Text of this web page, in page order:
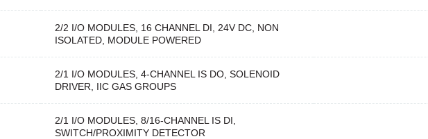
2/2 I/O MODULES, 16 CHANNEL DI, 24V DC, NON
ISOLATED, MODULE POWERED
2/1 I/O MODULES, 4-CHANNEL IS DO, SOLENOID
DRIVER, IIC GAS GROUPS
2/1 I/O MODULES, 8/16-CHANNEL IS DI,
SWITCH/PROXIMITY DETECTOR